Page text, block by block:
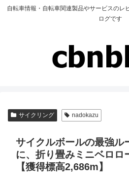
自転車情報・自転車関連製品やサービスのレ
ログです
サイクリング nadokazu
サイクルボールの最強ル
に、折り畳みミニベロロ
【獲得標高2,686m】